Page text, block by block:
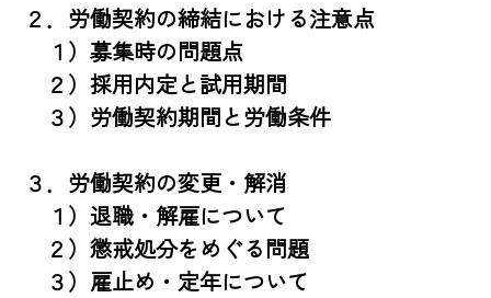
２．労働契約の締結における注意点
１）募集時の問題点
２）採用内定と試用期間
３）労働契約期間と労働条件
３．労働契約の変更・解消
１）退職・解雇について
２）懲戒処分をめぐる問題
３）雇止め・定年について